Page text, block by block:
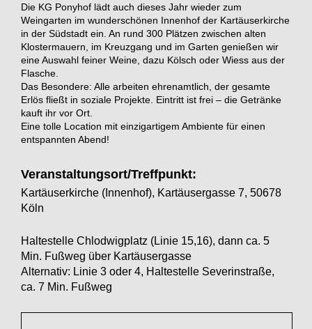
Die KG Ponyhof lädt auch dieses Jahr wieder zum
Weingarten im wunderschönen Innenhof der Kartäuserkirche
in der Südstadt ein. An rund 300 Plätzen zwischen alten
Klostermauern, im Kreuzgang und im Garten genießen wir
eine Auswahl feiner Weine, dazu Kölsch oder Wiess aus der
Flasche.
Das Besondere: Alle arbeiten ehrenamtlich, der gesamte
Erlös fließt in soziale Projekte. Eintritt ist frei – die Getränke
kauft ihr vor Ort.
Eine tolle Location mit einzigartigem Ambiente für einen
entspannten Abend!
Veranstaltungsort/Treffpunkt:
Kartäuserkirche (Innenhof), Kartäusergasse 7, 50678
Köln
Haltestelle Chlodwigplatz (Linie 15,16), dann ca. 5
Min. Fußweg über Kartäusergasse
Alternativ: Linie 3 oder 4, Haltestelle Severinstraße,
ca. 7 Min. Fußweg